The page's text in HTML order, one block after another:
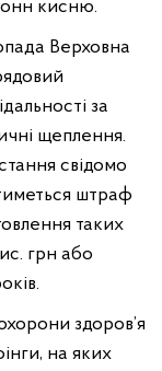
кисню.
Верховна
за
щеплення.
свідомо
штраф
таких
грн або
здоров’я
на яких